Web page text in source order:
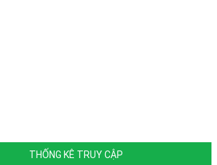
THỐNG KÊ TRUY CẬP